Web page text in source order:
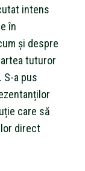
intens
în
și despre
tuturor
a pus
care să
direct